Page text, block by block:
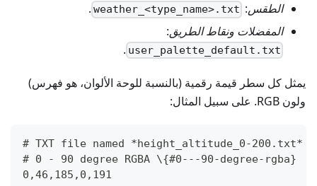
الطقس:
weather_<type_name>.txt
.
المفضلات ونقاط الطريق:
user_palette_default.txt
.
يمثل كل سطر قيمة رقمية (بالنسبة للوحة الألوان، هو فهرس)
ولون RGB. على سبيل المثال:
# TXT file named *height_altitude_0-
# 0 - 90 degree RGBA \{#0---90-degree-rgba}
0,46,185,0,191